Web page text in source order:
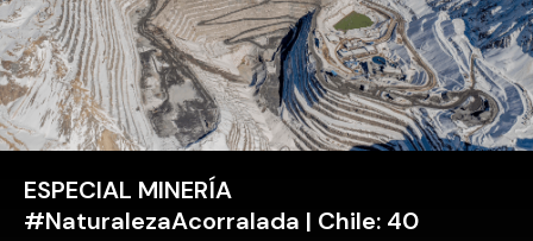
ESPECIAL MINERÍA
#NaturalezaAcorralada | Chile: 40